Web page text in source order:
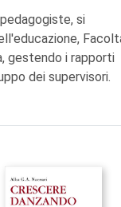
si
gestendo i rapporti
dei supervisori.